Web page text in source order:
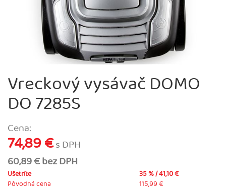
Vreckový vysávač DOMO
DO 7285S
Cena:
74,89 €s DPH
60,89 € bez DPH
Ušetríte
35 % / 41,10 €
Pôvodná cena
115,99 €